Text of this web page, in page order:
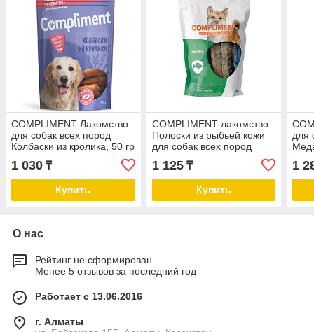
COMPLIMENT Лакомство
для собак всех пород
Колбаски из кролика, 50 гр
1 030 ₸
Купить
COMPLIMENT лакомство
Полоски из рыбьей кожи
для собак всех пород
1 125₸
Купить
для
1
О нас
Рейтинг не сформирован
Менее 5 отзывов за последний год
Работает с 13.06.2016
г. Алматы